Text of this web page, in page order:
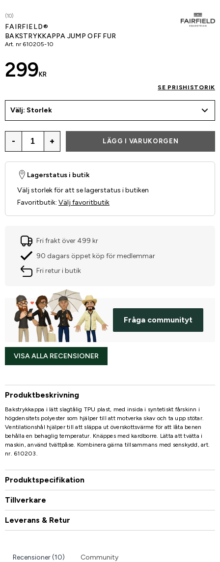
(10)
FAIRFIELD®
BAKSTRYKKAPPA JUMP OFF FUR
Art. nr 610205-10
299 KR
SE PRISHISTORIK
Välj: Storlek
- + LÄGG I VARUKORGEN
Lagerstatus i butik
Välj storlek för att se lagerstatus i butiken
Favoritbutik: Välj favoritbutik
Fri frakt över 499 kr
90 dagars öppet köp för medlemmar
Fri retur i butik
Fråga communityt
VISA ALLA RECENSIONER
Produktbeskrivning
Bakstrykkappa i lätt slagtålig TPU plast, med insida i syntetiskt fårskinn i
högdensitets polyester som hjälper till att motverka skav och ta upp stötar.
Ventilationshål hjälper till att släppa ut överskottsvärme för att låta benen
behålla en behaglig temperatur. Knäppes med kardborre. Lätta att tvätta i
maskin, använd tvättpåse. Kombinera gärna tillsammans med senskydd, art.
nr. 610203.
Produktspecifikation
Tillverkare
Leverans & Retur
Recensioner (10) Community